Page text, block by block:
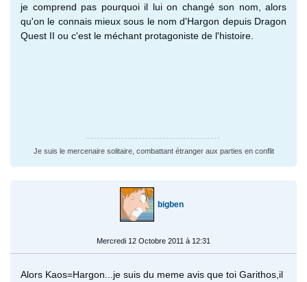
je comprend pas pourquoi il lui on changé son nom, alors
qu'on le connais mieux sous le nom d'Hargon depuis Dragon
Quest II ou c'est le méchant protagoniste de l'histoire.
Je suis le mercenaire solitaire, combattant étranger aux parties en conflit
bigben
Mercredi 12 Octobre 2011 à 12:31
Alors Kaos=Hargon...je suis du meme avis que toi Garithos,il